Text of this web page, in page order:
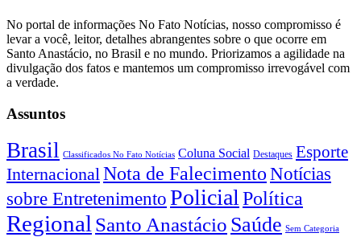
No portal de informações No Fato Notícias, nosso compromisso é
levar a você, leitor, detalhes abrangentes sobre o que ocorre em
Santo Anastácio, no Brasil e no mundo. Priorizamos a agilidade na
divulgação dos fatos e mantemos um compromisso irrevogável com
a verdade.
Assuntos
Brasil Classificados No Fato Notícias Coluna Social Destaques Esporte
Internacional Nota de FalecimentoNotícias
sobre EntretenimentoPolicial Política
Regional Santo Anastácio Saúde Sem Categoria